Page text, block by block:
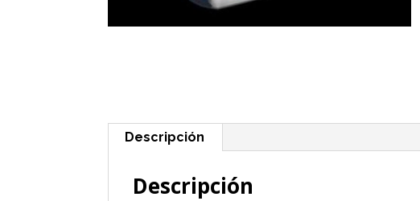
Descripción
Descripción